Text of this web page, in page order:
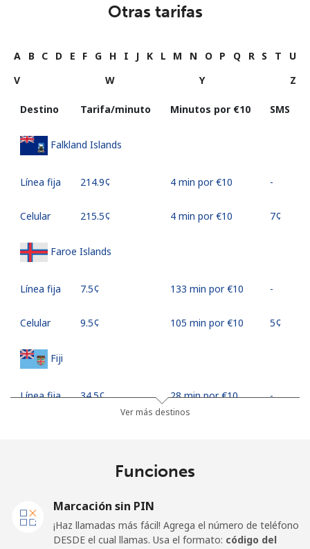
Otras tarifas
A B C D E F G H I J K L M N O P Q R S T
U
V
W Y Z
Destino Tarifa/minuto Minutos por ⁦€10⁩ SMS
Falkland Islands
Línea fija ⁦214.9¢⁩ 4 min por ⁦€10⁩ -
Celular ⁦215.5¢⁩ 4 min por ⁦€10⁩ ⁦7¢⁩
Faroe Islands
Línea fija ⁦7.5¢⁩ 133 min por ⁦€10⁩ -
Celular ⁦9.5¢⁩ 105 min por ⁦€10⁩ ⁦5¢⁩
Fiji
Línea fija ⁦34.5¢⁩ 28 min por ⁦€10⁩ -
Línea fija ⁦34.5¢⁩
⁦33.5¢⁩ 29 min por ⁦€10⁩ ⁦10¢⁩
Ver más destinos
Funciones
Marcación sin PIN
¡Haz llamadas más fácil! Agrega el número de teléfono
DESDE el cual llamas. Usa el formato: código del